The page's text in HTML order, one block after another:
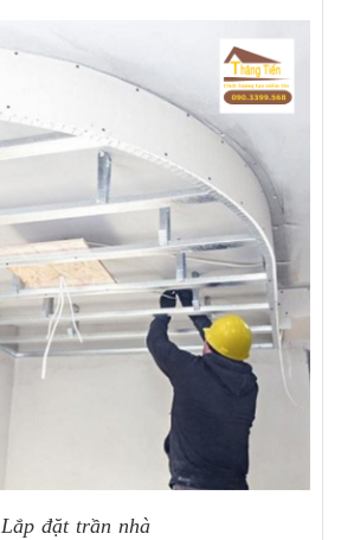
Lắp đặt trần nhà